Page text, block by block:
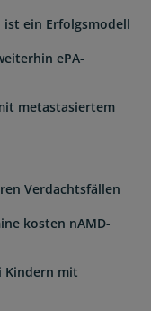
ein Erfolgsmodell
ePA-
metastasiertem
Verdachtsfällen
kosten nAMD-
Kindern mit